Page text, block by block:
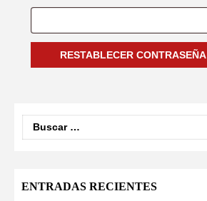
RESTABLECER CONTRASEÑA
ENTRADAS RECIENTES